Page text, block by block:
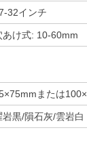
32インチ
あけ式: 10-60mm
または
岩黒/隕石灰/雲岩白